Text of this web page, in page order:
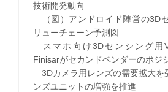
技術開発動向
（図）アンドロイド陣営の3D
リューチェーン予測図
スマホ向け3Dセンシング用
Finisarがセカンドベンダーのポジ
3Dカメラ用レンズの需要拡大を
ンズユニットの増強を推進